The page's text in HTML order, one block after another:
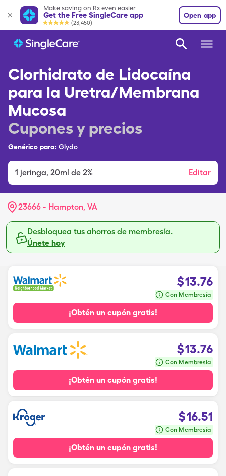
Make saving on Rx even easier
Get the Free SingleCare app
(23,450)
Open app
Clorhidrato de Lidocaína
para la Uretra/Membrana
Mucosa
Cupones y precios
Genérico para: Glydo
1 jeringa, 20ml de 2% Editar
23666 - Hampton, VA
Desbloquea tus ahorros de membresía.
Únete hoy
$13.76
Con Membresía
¡Obtén un cupón gratis!
$13.76
Con Membresía
¡Obtén un cupón gratis!
$16.51
Con Membresía
¡Obtén un cupón gratis!